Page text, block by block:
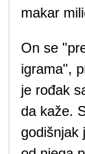
makar
On se
igrama",
je rođak
da kaže.
godišnjak